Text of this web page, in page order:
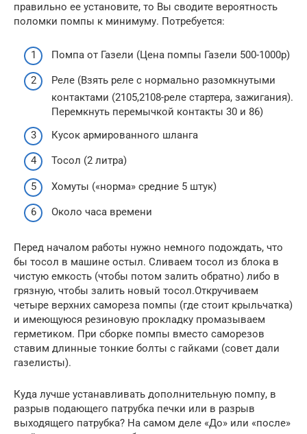
правильно ее установите, то Вы сводите вероятность
поломки помпы к минимуму. Потребуется:
Помпа от Газели (Цена помпы Газели 500-1000р)
Реле (Взять реле с нормально разомкнутыми
контактами (2105,2108-реле стартера, зажигания).
Перемкнуть перемычкой контакты 30 и 86)
Кусок армированного шланга
Тосол (2 литра)
Хомуты («норма» средние 5 штук)
Около часа времени
Перед началом работы нужно немного подождать, что
бы тосол в машине остыл. Сливаем тосол из блока в
чистую емкость (чтобы потом залить обратно) либо в
грязную, чтобы залить новый тосол.Откручиваем
четыре верхних самореза помпы (где стоит крыльчатка)
и имеющуюся резиновую прокладку промазываем
герметиком. При сборке помпы вместо саморезов
ставим длинные тонкие болты с гайками (совет дали
газелисты).
Куда лучше устанавливать дополнительную помпу, в
разрыв подающего патрубка печки или в разрыв
выходящего патрубка? На самом деле «До» или «после»